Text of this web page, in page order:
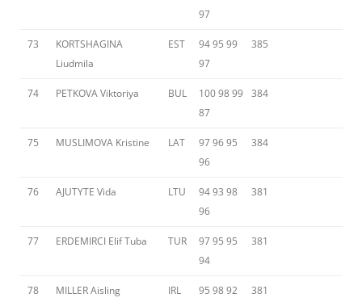
97
73
KORTSHAGINA
Liudmila
EST
94 95 99
97
385
74 PETKOVA Viktoriya BUL
100 98 99
87
384
75 MUSLIMOVA Kristine LAT
97 96 95
96
384
76 AJUTYTE Vida LTU
94 93 98
96
381
77 ERDEMIRCI Elif Tuba TUR
97 95 95
94
381
78 MILLER Aisling IRL
95 98 92
381